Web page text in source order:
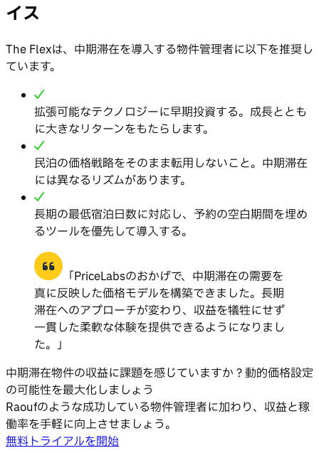
イス
The Flexは、中期滞在を導入する物件管理者に以下を推奨し
ています。
拡張可能なテクノロジーに早期投資する。成長ととも
に大きなリターンをもたらします。
民泊の価格戦略をそのまま転用しないこと。中期滞在
には異なるリズムがあります。
長期の最低宿泊日数に対応し、予約の空白期間を埋め
るツールを優先して導入する。
「PriceLabsのおかげで、中期滞在の需要を
真に反映した価格モデルを構築できました。長期
滞在へのアプローチが変わり、収益を犠牲にせず
一貫した柔軟な体験を提供できるようになりまし
た。」
中期滞在物件の収益に課題を感じていますか？動的価格設定
の可能性を最大化しましょう
Raoufのような成功している物件管理者に加わり、収益と稼
働率を手軽に向上させましょう。
無料トライアルを開始